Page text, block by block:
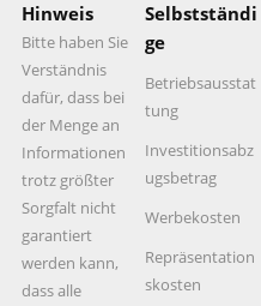
Hinweis
Bitte haben Sie
Verständnis
dafür, dass bei
der Menge an
Informationen
trotz größter
Sorgfalt nicht
garantiert
werden kann,
dass alle
Selbstständi
ge
Betriebsausstat
tung
Investitionsabz
ugsbetrag
Werbekosten
Repräsentation
skosten